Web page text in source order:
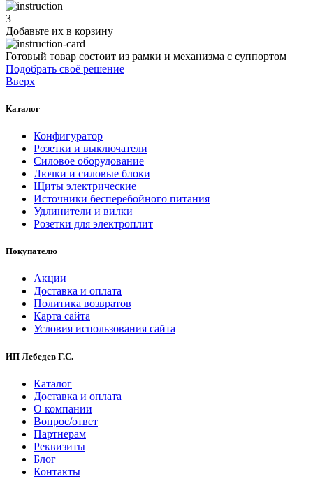
3
Добавьте их в корзину
Готовый товар состоит из рамки и механизма с суппортом
Подобрать своё решение
Вверх
Каталог
Конфигуратор
Розетки и выключатели
Силовое оборудование
Лючки и силовые блоки
Щиты электрические
Источники бесперебойного питания
Удлинители и вилки
Розетки для электроплит
Покупателю
Акции
Доставка и оплата
Политика возвратов
Карта сайта
Условия использования сайта
ИП Лебедев Г.С.
Каталог
Доставка и оплата
О компании
Вопрос/ответ
Партнерам
Реквизиты
Блог
Контакты